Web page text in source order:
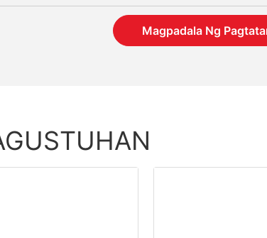
Magpadala Ng